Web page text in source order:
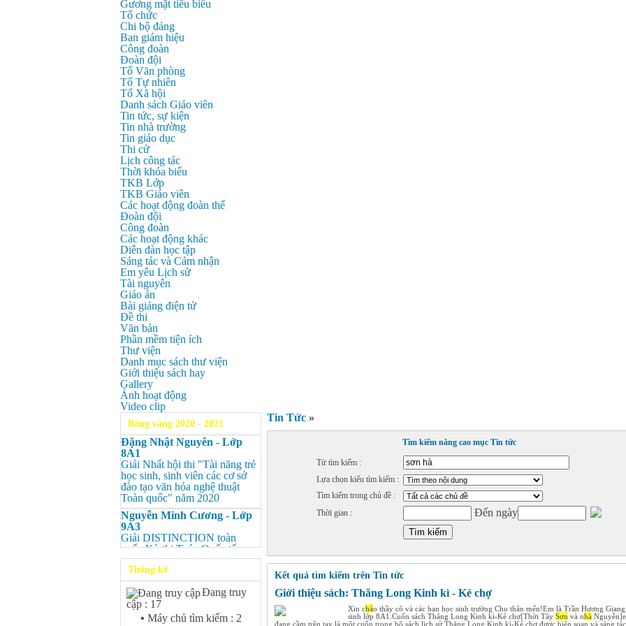
Gương mặt tiêu biểu
Tổ chức
Chi bộ đảng
Ban giám hiệu
Công đoàn
Đoàn đội
Tổ Văn phòng
Tổ Tự nhiên
Tổ Xã hội
Danh sách Giáo viên
Tin tức, sự kiện
Tin nhà trường
Tin giáo dục
Thi cử
Lịch công tác
Thời khóa biểu
TKB Lớp
TKB Giáo viên
Các hoạt động đoàn thể
Đoàn đội
Công đoàn
Các hoạt động khác
Diễn đàn học tập
Sáng tác và Cảm nhận
Em yêu Lịch sử
Tài nguyên
Giáo án
Bài giảng điện tử
Đề thi
Văn bản
Phần mềm tiện ích
Thư viện
Danh mục sách thư viện
Giới thiệu sách hay
Gallery
Ảnh hoạt động
Video clip
Bảng vàng 2020 - 2021
Đặng Nhật Nguyên - Lớp
8A1
Giải Nhất hội thi "Tài năng trẻ
học sinh, sinh viên các cơ sở
đào tạo văn hóa nghệ thuật
Toàn quốc" năm 2020
Nguyễn Minh Cương - Lớp
9A3
Giải DISTINCTION toàn
quốc Kỳ thi Toán Quốc tế
Kangaroo – IKMC 2020
Nguyễn Minh Cương - Lớp
9A3
Giải Ba kỳ thi chọn HSG cấp
tỉnh môn Toán.
Thống kê
Đang truy
cập : 17
• Máy chủ tìm kiếm : 2
Tin Tức »
Tìm kiếm nâng cao mục Tin tức
Từ tìm kiếm :
Lựa chọn kiểu tìm kiếm :
Tìm kiếm trong chủ đề :
Thời gian :
Đến ngày
Kết quả tìm kiếm trên Tin tức
Giới thiệu sách: Thăng Long Kinh kì - Kẻ chợ
Xin chào thầy cô và các bạn học sinh trường Chu thân mến!Em là Trần Hương
sinh lớp 8A1.Cuốn sách Thăng Long Kinh kì-Kẻ chợ[Thời Tây Sơn và nhà
đang cầm trên tay là một cuốn trong bộ sách lịch sử Thăng Long Kinh kì-Kẻ chợ được biên soạn và sáng